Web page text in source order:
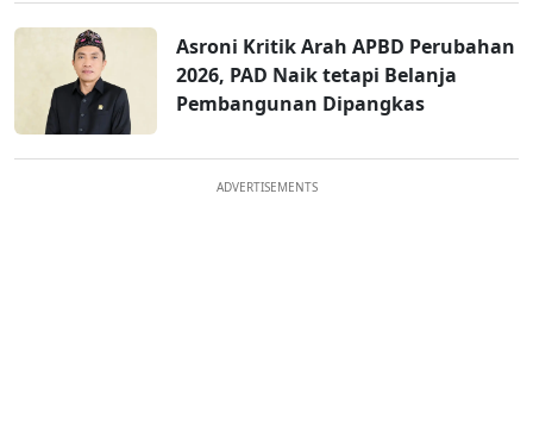
Asroni Kritik Arah APBD Perubahan
2026, PAD Naik tetapi Belanja
Pembangunan Dipangkas
ADVERTISEMENTS